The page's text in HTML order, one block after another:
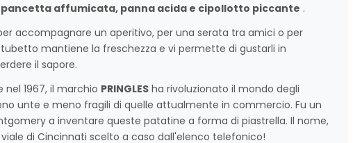
affumicata, panna acida e cipollotto piccante .
accompagnare un aperitivo, per una serata tra amici o per
mantiene la freschezza e vi permette di gustarli in
il sapore.
1967, il marchio PRINGLESha rivoluzionato il mondo degli
unte e meno fragili di quelle attualmente in commercio. Fu un
a inventare queste patatine a forma di piastrella. Il nome,
di Cincinnati scelto a caso dall'elenco telefonico!